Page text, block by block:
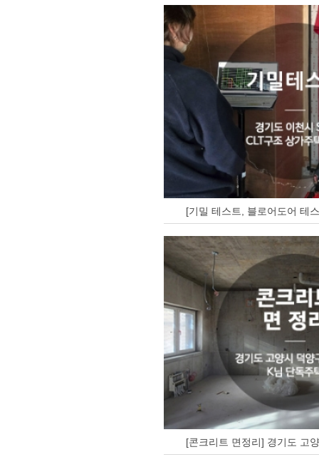
[기밀 테스트, 블로어도어 테
[콘크리트 면정리] 경기도 고